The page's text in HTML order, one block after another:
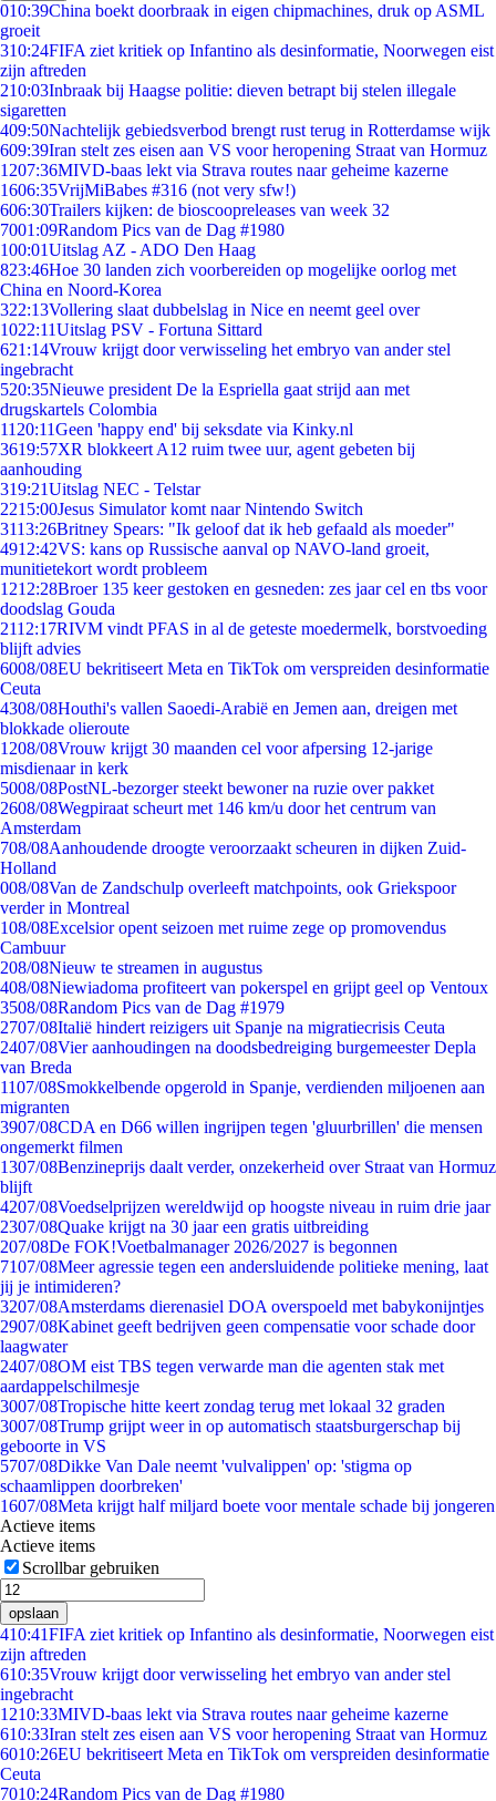
010:39China boekt doorbraak in eigen chipmachines, druk op ASML
groeit
310:24FIFA ziet kritiek op Infantino als desinformatie, Noorwegen eist
zijn aftreden
210:03Inbraak bij Haagse politie: dieven betrapt bij stelen illegale
sigaretten
409:50Nachtelijk gebiedsverbod brengt rust terug in Rotterdamse wijk
609:39Iran stelt zes eisen aan VS voor heropening Straat van Hormuz
1207:36MIVD-baas lekt via Strava routes naar geheime kazerne
1606:35VrijMiBabes #316 (not very sfw!)
606:30Trailers kijken: de bioscoopreleases van week 32
7001:09Random Pics van de Dag #1980
100:01Uitslag AZ - ADO Den Haag
823:46Hoe 30 landen zich voorbereiden op mogelijke oorlog met
China en Noord-Korea
322:13Vollering slaat dubbelslag in Nice en neemt geel over
1022:11Uitslag PSV - Fortuna Sittard
621:14Vrouw krijgt door verwisseling het embryo van ander stel
ingebracht
520:35Nieuwe president De la Espriella gaat strijd aan met
drugskartels Colombia
11 20:11Geen 'happy end' bij seksdate via Kinky.nl
3619:57XR blokkeert A12 ruim twee uur, agent gebeten bij
aanhouding
319:21Uitslag NEC - Telstar
2215:00Jesus Simulator komt naar Nintendo Switch
3113:26Britney Spears: "Ik geloof dat ik heb gefaald als moeder"
4912:42VS: kans op Russische aanval op NAVO-land groeit,
munitietekort wordt probleem
1212:28Broer 135 keer gestoken en gesneden: zes jaar cel en tbs voor
doodslag Gouda
2112:17RIVM vindt PFAS in al de geteste moedermelk, borstvoeding
blijft advies
6008/08EU bekritiseert Meta en TikTok om verspreiden desinformatie
Ceuta
4308/08Houthi's vallen Saoedi-Arabië en Jemen aan, dreigen met
blokkade olieroute
1208/08Vrouw krijgt 30 maanden cel voor afpersing 12-jarige
misdienaar in kerk
5008/08PostNL-bezorger steekt bewoner na ruzie over pakket
2608/08Wegpiraat scheurt met 146 km/u door het centrum van
Amsterdam
708/08Aanhoudende droogte veroorzaakt scheuren in dijken Zuid-
Holland
008/08Van de Zandschulp overleeft matchpoints, ook Griekspoor
verder in Montreal
108/08Excelsior opent seizoen met ruime zege op promovendus
Cambuur
208/08Nieuw te streamen in augustus
408/08Niewiadoma profiteert van pokerspel en grijpt geel op Ventoux
3508/08Random Pics van de Dag #1979
2707/08Italië hindert reizigers uit Spanje na migratiecrisis Ceuta
2407/08Vier aanhoudingen na doodsbedreiging burgemeester Depla
van Breda
1107/08Smokkelbende opgerold in Spanje, verdienden miljoenen aan
migranten
3907/08CDA en D66 willen ingrijpen tegen 'gluurbrillen' die mensen
ongemerkt filmen
1307/08Benzineprijs daalt verder, onzekerheid over Straat van Hormuz
blijft
4207/08Voedselprijzen wereldwijd op hoogste niveau in ruim drie jaar
2307/08Quake krijgt na 30 jaar een gratis uitbreiding
207/08De FOK!Voetbalmanager 2026/2027 is begonnen
7107/08Meer agressie tegen een andersluidende politieke mening, laat
jij je intimideren?
3207/08Amsterdams dierenasiel DOA overspoeld met babykonijntjes
2907/08Kabinet geeft bedrijven geen compensatie voor schade door
laagwater
2407/08OM eist TBS tegen verwarde man die agenten stak met
aardappelschilmesje
3007/08Tropische hitte keert zondag terug met lokaal 32 graden
3007/08Trump grijpt weer in op automatisch staatsburgerschap bij
geboorte in VS
5707/08Dikke Van Dale neemt 'vulvalippen' op: 'stigma op
schaamlippen doorbreken'
1607/08Meta krijgt half miljard boete voor mentale schade bij jongeren
Actieve items
Actieve items
Scrollbar gebruiken
opslaan
410:41FIFA ziet kritiek op Infantino als desinformatie, Noorwegen eist
zijn aftreden
610:35Vrouw krijgt door verwisseling het embryo van ander stel
ingebracht
1210:33MIVD-baas lekt via Strava routes naar geheime kazerne
610:33Iran stelt zes eisen aan VS voor heropening Straat van Hormuz
6010:26EU bekritiseert Meta en TikTok om verspreiden desinformatie
Ceuta
7010:24Random Pics van de Dag #1980